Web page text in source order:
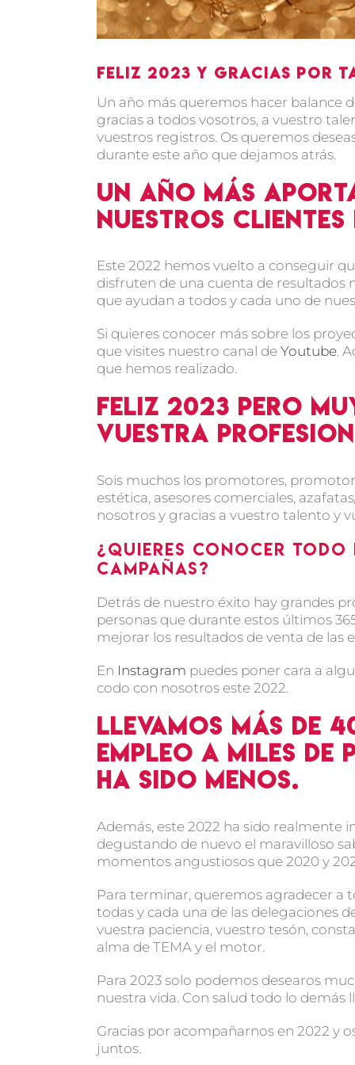
Feliz 2023 y gracias por
Un año más queremos hacer balance
gracias a todos vosotros, a vuestro
vuestros registros. Os queremos
durante este año que dejamos atrás.
Un año más
nuestros clientes
Este 2022 hemos vuelto a conseguir
disfruten de una cuenta de resultados
que ayudan a todos y cada uno de
Si quieres conocer más sobre los
que visites nuestro canal de Youtube.
que hemos realizado.
Feliz 2023 pero
vuestra
Sois muchos los promotores,
estética, asesores comerciales,
nosotros y gracias a vuestro talento y
¿Quieres conocer todo
campañas?
Detrás de nuestro éxito hay grandes
personas que durante estos últimos
mejorar los resultados de venta de las
En Instagram puedes poner cara a
codo con nosotros este 2022.
Llevamos más de
empleo a miles
ha sido menos.
Además, este 2022 ha sido realmente
degustando de nuevo el maravilloso
momentos angustiosos que 2020 y
Para terminar, queremos agradecer a
todas y cada una de las delegaciones
vuestra paciencia, vuestro tesón,
alma de TEMA y el motor.
Para 2023 solo podemos desearos
nuestra vida. Con salud todo lo demás
Gracias por acompañarnos en 2022 y
juntos.